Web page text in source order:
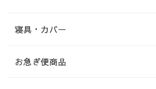
寝具・カバー
お急ぎ便商品